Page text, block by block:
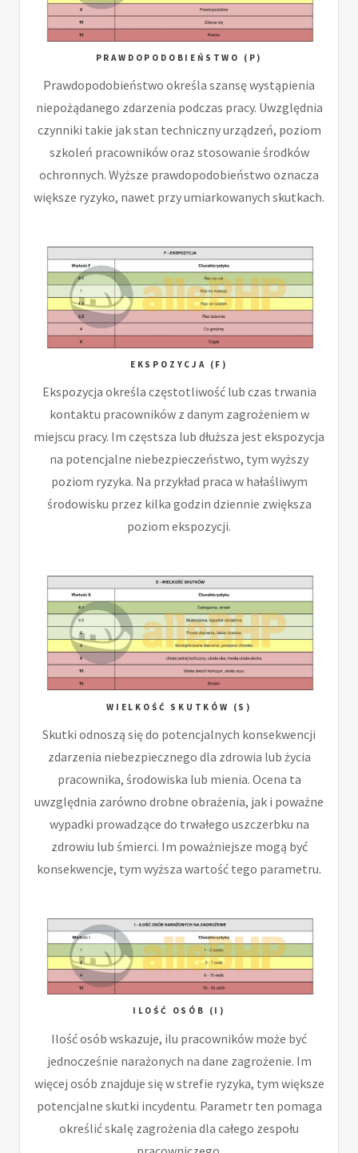
PRAWDOPODOBIEŃSTWO (P)
Prawdopodobieństwo określa szansę wystąpienia
niepożądanego zdarzenia podczas pracy. Uwzględnia
czynniki takie jak stan techniczny urządzeń, poziom
szkoleń pracowników oraz stosowanie środków
ochronnych. Wyższe prawdopodobieństwo oznacza
większe ryzyko, nawet przy umiarkowanych skutkach.
EKSPOZYCJA (F)
Ekspozycja określa częstotliwość lub czas trwania
kontaktu pracowników z danym zagrożeniem w
miejscu pracy. Im częstsza lub dłuższa jest ekspozycja
na potencjalne niebezpieczeństwo, tym wyższy
poziom ryzyka. Na przykład praca w hałaśliwym
środowisku przez kilka godzin dziennie zwiększa
poziom ekspozycji.
WIELKOŚĆ SKUTKÓW (S)
Skutki odnoszą się do potencjalnych konsekwencji
zdarzenia niebezpiecznego dla zdrowia lub życia
pracownika, środowiska lub mienia. Ocena ta
uwzględnia zarówno drobne obrażenia, jak i poważne
wypadki prowadzące do trwałego uszczerbku na
zdrowiu lub śmierci. Im poważniejsze mogą być
konsekwencje, tym wyższa wartość tego parametru.
ILOŚĆ OSÓB (I)
Ilość osób wskazuje, ilu pracowników może być
jednocześnie narażonych na dane zagrożenie. Im
więcej osób znajduje się w strefie ryzyka, tym większe
potencjalne skutki incydentu. Parametr ten pomaga
określić skalę zagrożenia dla całego zespołu